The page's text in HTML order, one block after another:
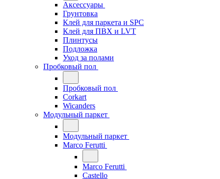
Аксессуары
Грунтовка
Клей для паркета и SPC
Клей для ПВХ и LVT
Плинтусы
Подложка
Уход за полами
Пробковый пол
Пробковый пол
Corkart
Wicanders
Модульный паркет
Модульный паркет
Marco Ferutti
Marco Ferutti
Castello